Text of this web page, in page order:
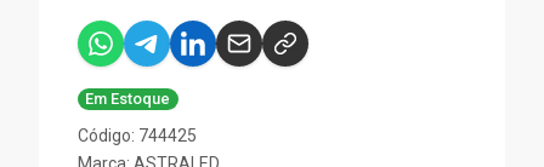
Em Estoque
Código: 744425